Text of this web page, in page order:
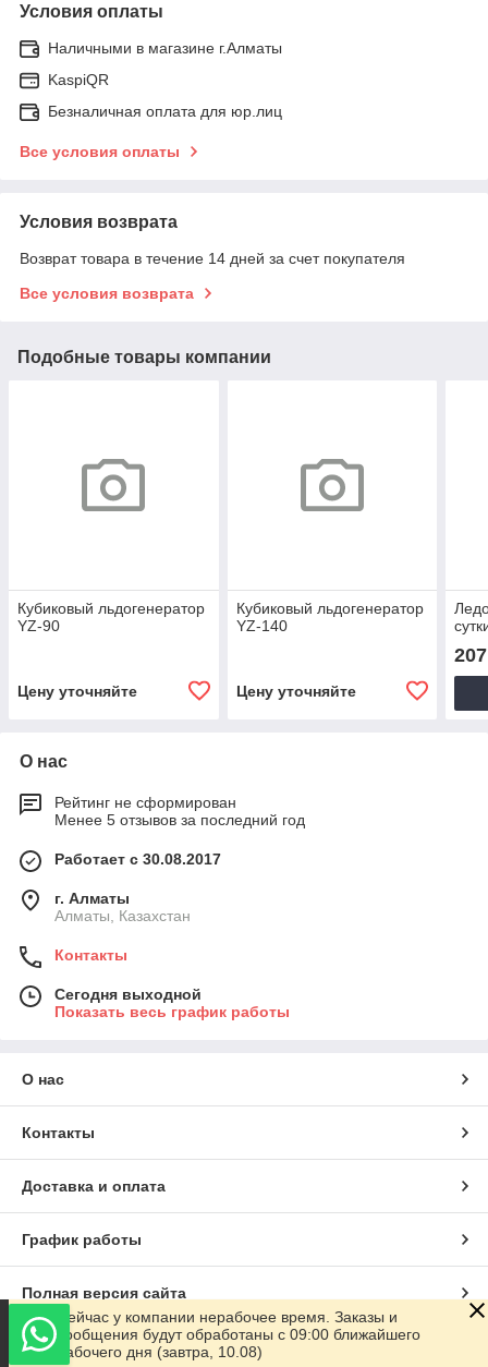
Условия оплаты
Наличными в магазине г.Алматы
KaspiQR
Безналичная оплата для юр.лиц
Все условия оплаты
Условия возврата
Возврат товара в течение 14 дней за счет покупателя
Все условия возврата
Подобные товары компании
Кубиковый льдогенератор
YZ-90
Цену уточняйте
Кубиковый льдогенератор
YZ-140
Цену уточняйте
О нас
Рейтинг не сформирован
Менее 5 отзывов за последний год
Работает с 30.08.2017
г. Алматы
Алматы, Казахстан
Контакты
Сегодня выходной
Показать весь график работы
О нас
Контакты
Доставка и оплата
График работы
Полная версия сайта
Сайт создан на маркетплейсеSatu.kz
Сейчас у компании нерабочее время. Заказы и
сообщения будут обработаны с 09:00 ближайшего
рабочего дня (завтра, 10.08)